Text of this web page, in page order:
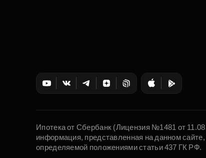
Ипотека от Сбербанк (Лицензия №1481 от
информация, представленная на данном
определяемой положениями статьи 437 ГК РФ.